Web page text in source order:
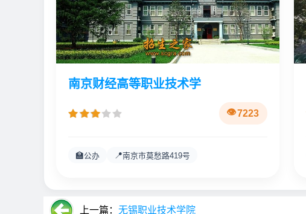
南京财经高等职业技术学
7223
🏫公办 📍南京市莫愁路419号
上一篇： 无锡职业技术学院